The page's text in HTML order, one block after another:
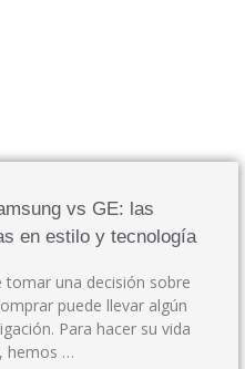
vs GE: las
en estilo y tecnología
tomar una decisión sobre
puede llevar algún
Para hacer su vida
hemos …